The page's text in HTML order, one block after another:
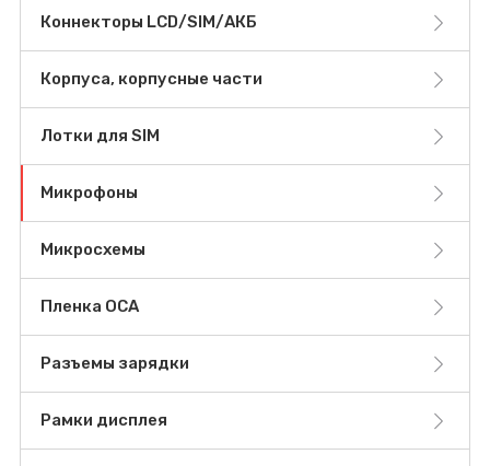
Коннекторы LCD/SIM/АКБ
Корпуса, корпусные части
Лотки для SIM
Микрофоны
Микросхемы
Пленка OCA
Разъемы зарядки
Рамки дисплея